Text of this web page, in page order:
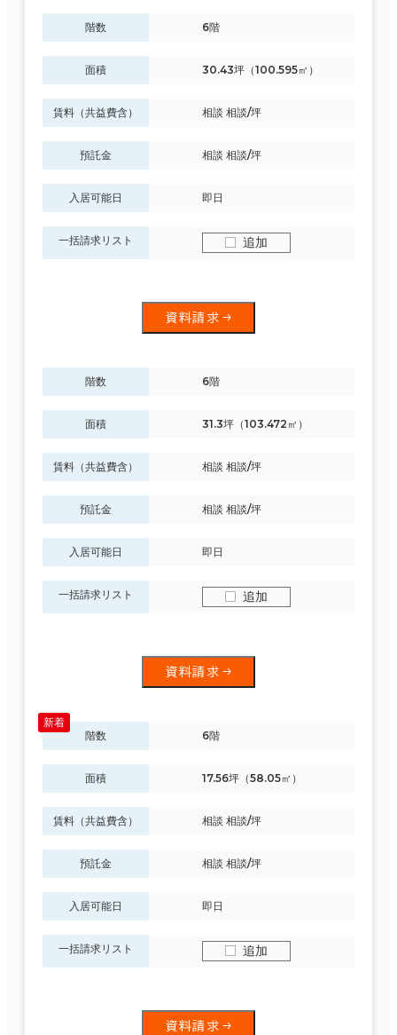
階数 6階
面積 30.43坪（100.595㎡）
賃料（共益費含） 相談 相談/坪
預託金 相談 相談/坪
入居可能日 即日
一括請求リスト 追加
資料請求
階数 6階
面積 31.3坪（103.472㎡）
賃料（共益費含） 相談 相談/坪
預託金 相談 相談/坪
入居可能日 即日
一括請求リスト 追加
資料請求
階数 6階
面積 17.56坪（58.05㎡）
賃料（共益費含） 相談 相談/坪
預託金 相談 相談/坪
入居可能日 即日
一括請求リスト 追加
資料請求